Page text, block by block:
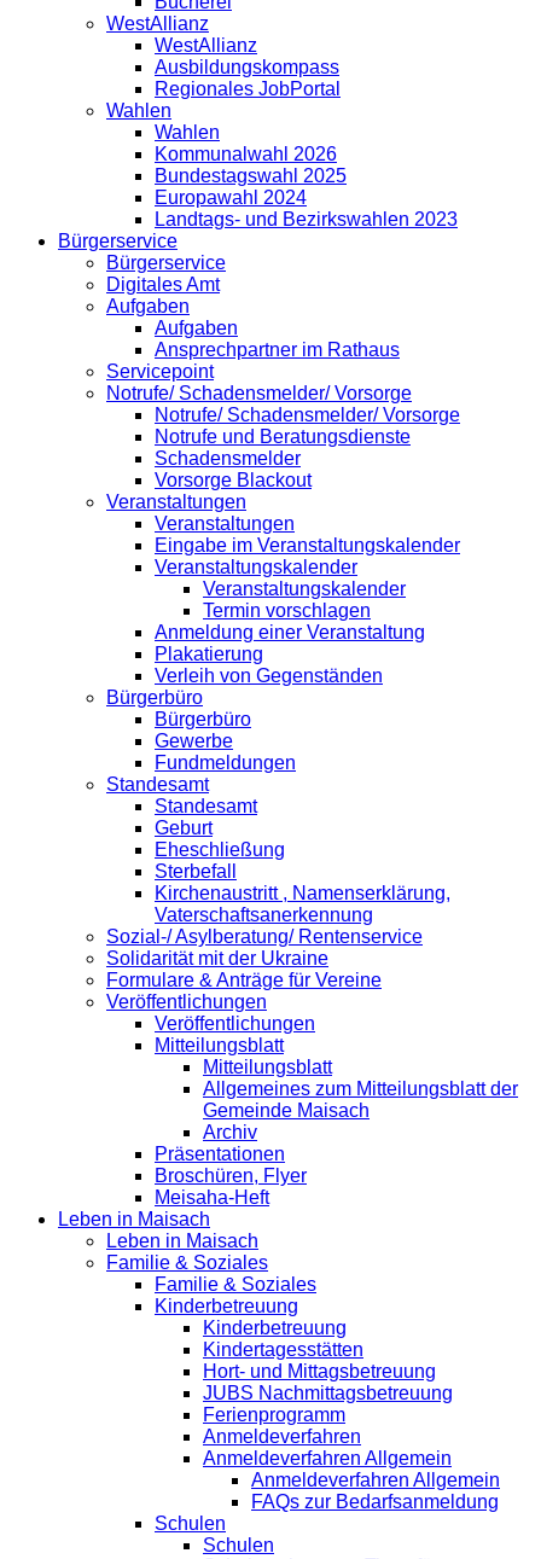
WestAllianz
WestAllianz
Ausbildungskompass
Regionales JobPortal
Wahlen
Wahlen
Kommunalwahl 2026
Bundestagswahl 2025
Europawahl 2024
Landtags- und Bezirkswahlen 2023
Bürgerservice
Bürgerservice
Digitales Amt
Aufgaben
Aufgaben
Ansprechpartner im Rathaus
Servicepoint
Notrufe/ Schadensmelder/ Vorsorge
Notrufe/ Schadensmelder/ Vorsorge
Notrufe und Beratungsdienste
Schadensmelder
Vorsorge Blackout
Veranstaltungen
Veranstaltungen
Eingabe im Veranstaltungskalender
Veranstaltungskalender
Veranstaltungskalender
Termin vorschlagen
Anmeldung einer Veranstaltung
Plakatierung
Verleih von Gegenständen
Bürgerbüro
Bürgerbüro
Gewerbe
Fundmeldungen
Standesamt
Standesamt
Geburt
Eheschließung
Sterbefall
Kirchenaustritt , Namenserklärung,
Vaterschaftsanerkennung
Sozial-/ Asylberatung/ Rentenservice
Solidarität mit der Ukraine
Formulare & Anträge für Vereine
Veröffentlichungen
Veröffentlichungen
Mitteilungsblatt
Mitteilungsblatt
Allgemeines zum Mitteilungsblatt der
Gemeinde Maisach
Archiv
Präsentationen
Broschüren, Flyer
Meisaha-Heft
Leben in Maisach
Leben in Maisach
Familie & Soziales
Familie & Soziales
Kinderbetreuung
Kinderbetreuung
Kindertagesstätten
Hort- und Mittagsbetreuung
JUBS Nachmittagsbetreuung
Ferienprogramm
Anmeldeverfahren
Anmeldeverfahren Allgemein
Anmeldeverfahren Allgemein
FAQs zur Bedarfsanmeldung
Schulen
Schulen